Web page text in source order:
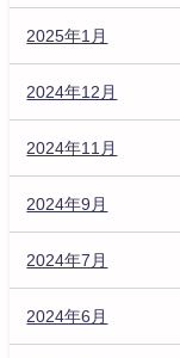
2025年1月
2024年12月
2024年11月
2024年9月
2024年7月
2024年6月